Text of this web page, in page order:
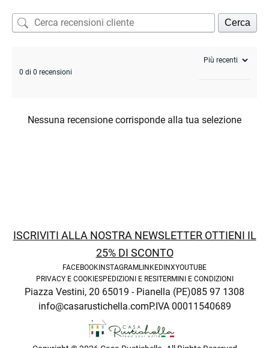
Cerca
0 di 0 recensioni
Nessuna recensione corrisponde alla tua selezione
ISCRIVITI ALLA NOSTRA NEWSLETTER OTTIENI IL
25% DI SCONTO
FACEBOOK INSTAGRAM LINKEDINXYOUTUBE
PRIVACY E COOKIESPEDIZIONI E RESI TERMINI E CONDIZIONI
Piazza Vestini, 20 65019 - Pianella (PE)085 97 1308
info@casarustichella.comP.IVA 00011540689